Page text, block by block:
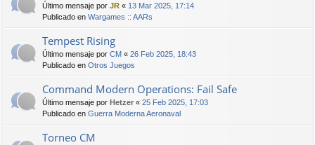
Último mensaje por JR « 13 Mar 2025, 17:14
Publicado en Wargames :: AARs
Tempest Rising
Último mensaje por CM « 26 Feb 2025, 18:43
Publicado en Otros Juegos
Command Modern Operations: Fail Safe
Último mensaje por Hetzer « 25 Feb 2025, 17:03
Publicado en Guerra Moderna Aeronaval
Torneo CM